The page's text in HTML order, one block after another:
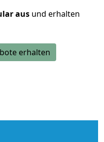
aus und erhalten
erhalten